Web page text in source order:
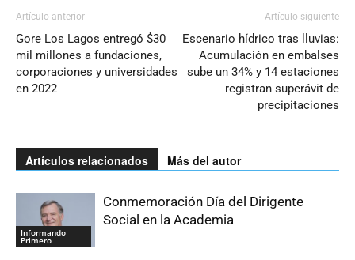
Artículo anterior
Gore Los Lagos entregó $30
mil millones a fundaciones,
corporaciones y universidades
en 2022
Artículo siguiente
Escenario hídrico tras lluvias:
Acumulación en embalses
sube un 34% y 14 estaciones
registran superávit de
precipitaciones
Artículos relacionados Más del autor
Informando
Primero
Conmemoración Día del Dirigente
Social en la Academia